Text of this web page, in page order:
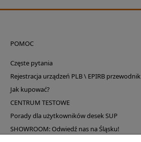
POMOC
Częste pytania
Rejestracja urządzeń PLB \ EPIRB przewodnik
Jak kupować?
CENTRUM TESTOWE
Porady dla użytkowników desek SUP
SHOWROOM: Odwiedź nas na Śląsku!